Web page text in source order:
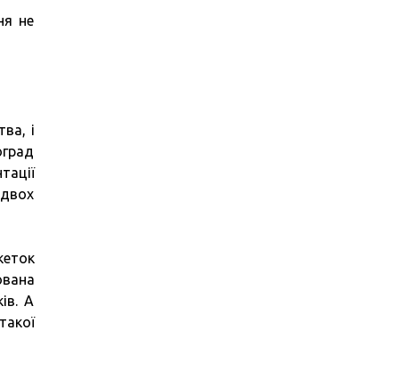
не
і
А